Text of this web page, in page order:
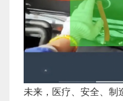
未来，医疗、安全、制